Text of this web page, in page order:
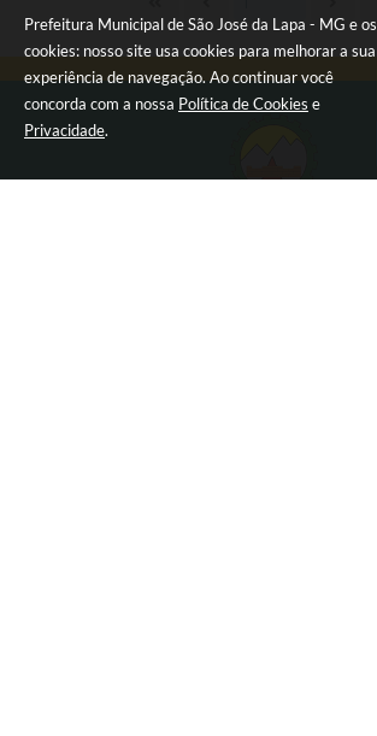
Prefeitura Municipal de São José da Lapa - MG e os
cookies: nosso site usa cookies para melhorar a sua
experiência de navegação. Ao continuar você
concorda com a nossa Política de Cookies e
Privacidade.